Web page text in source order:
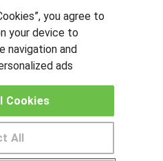
you agree to
your device to
navigation and
ads
All
Cookies